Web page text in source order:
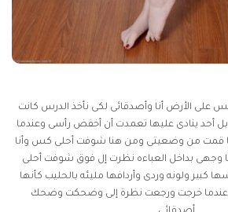
على الأرض أنا وأصدقائى لكى نأخذ الدرس كانت
أحد ينادى عليها تعمدت أن أخفض رأسى وعندما
قمت من وضعيتى ومن هنا شوفت أحلى كس وأنا
وجهى بداخل العباءه نظرت إل فوق شوفت أحلى
ولونه وردى وأردافها مليئه بالحليب كأنها
خرجت ورجعت نظرة إلى وضحكت وضحك